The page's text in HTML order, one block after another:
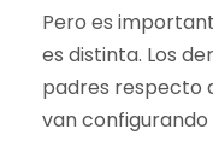
Pero es
es distinta. Los
padres respecto
van